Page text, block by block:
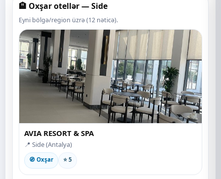
🏨 Oxşar otellər — Side
Eyni bölgə/region üzrə (12 nəticə).
AVIA RESORT & SPA
📍 Side (Antalya)
🧭 Oxşar ⭐ 5